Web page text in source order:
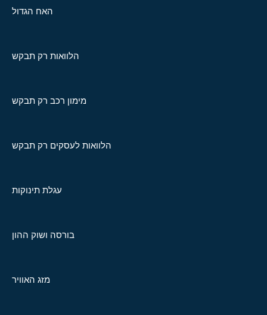
האח הגדול
הלוואות רק תבקש
מימון רכב רק תבקש
הלוואות לעסקים רק תבקש
עגלת תינוקות
בורסה ושוק ההון
מזג האוויר